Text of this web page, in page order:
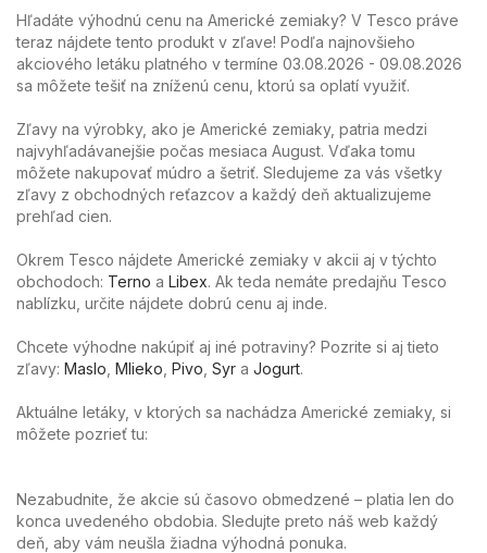
Hľadáte výhodnú cenu na Americké zemiaky? V Tesco práve
teraz nájdete tento produkt v zľave! Podľa najnovšieho
akciového letáku platného v termíne 03.08.2026 - 09.08.2026
sa môžete tešiť na zníženú cenu, ktorú sa oplatí využiť.
Zľavy na výrobky, ako je Americké zemiaky, patria medzi
najvyhľadávanejšie počas mesiaca August. Vďaka tomu
môžete nakupovať múdro a šetriť. Sledujeme za vás všetky
zľavy z obchodných reťazcov a každý deň aktualizujeme
prehľad cien.
Okrem Tesco nájdete Americké zemiaky v akcii aj v týchto
obchodoch: Terno a Libex. Ak teda nemáte predajňu Tesco
nablízku, určite nájdete dobrú cenu aj inde.
Chcete výhodne nakúpiť aj iné potraviny? Pozrite si aj tieto
zľavy: Maslo Mlieko Pivo Syr a Jogurt.
Aktuálne letáky, v ktorých sa nachádza Americké zemiaky, si
môžete pozrieť tu:
Nezabudnite, že akcie sú časovo obmedzené – platia len do
konca uvedeného obdobia. Sledujte preto náš web každý
deň, aby vám neušla žiadna výhodná ponuka.